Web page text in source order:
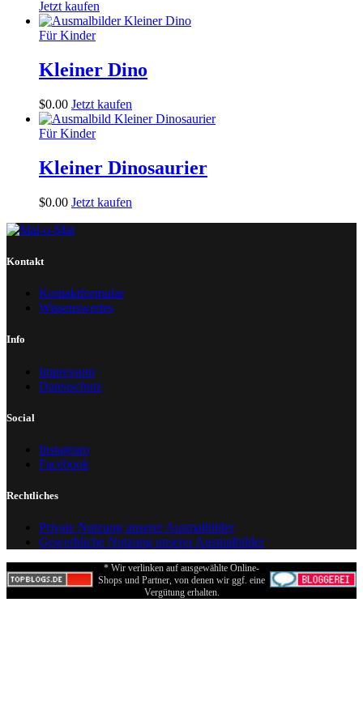
Jetzt kaufen
Für Kinder
Kleiner Dino
$0.00 Jetzt kaufen
Für Kinder
Kleiner Dinosaurier
$0.00 Jetzt kaufen
Kontakt
Kontaktformular
Wissenswertes
Info
Impressum
Datenschutz
Social
Instagram
Facebook
Rechtliches
Private Nutzung unserer Ausmalbilder
Gewerbliche Nutzung unserer Ausmalbilder
* Wir verlinken auf ausgewählte Online-
Shops und Partner, von denen wir ggf. eine
Vergütung erhalten.